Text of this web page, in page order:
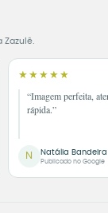
★★★★★
“Imagem perfeita,
rápida.”
N Natália Bandeira
Publicado no Google